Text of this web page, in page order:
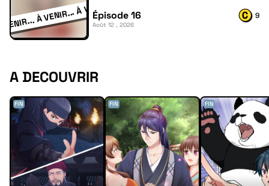
Épisode 16
Août 12 , 2026
9
A DECOUVRIR
FIN FIN FIN